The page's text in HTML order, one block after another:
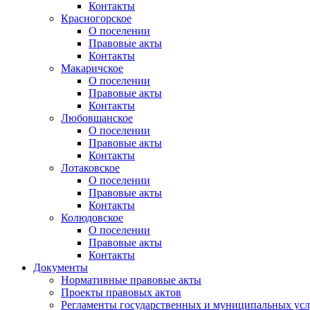
Контакты
Красногорское
О поселении
Правовые акты
Контакты
Макаричское
О поселении
Правовые акты
Контакты
Любовшанское
О поселении
Правовые акты
Контакты
Лотаковское
О поселении
Правовые акты
Контакты
Колюдовское
О поселении
Правовые акты
Контакты
Документы
Нормативные правовые акты
Проекты правовых актов
Регламенты государственных и муниципальных